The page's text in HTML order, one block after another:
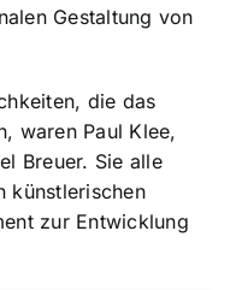
Gestaltung von
die das
waren Paul Klee,
Breuer. Sie alle
künstlerischen
zur Entwicklung